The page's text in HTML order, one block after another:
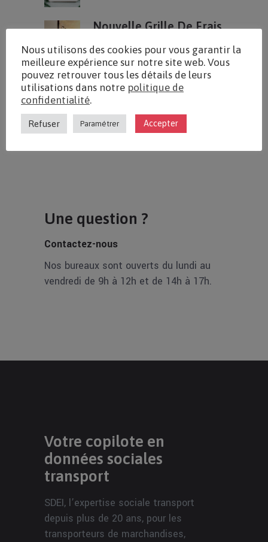
Nouvelle Grille De Frais
16 DÉCEMBRE 2025
Extension De La
Nouvelle Grille De Frais
29 AVRIL 2025
Une question ?
Contactez-nous
Nos bureaux sont ouverts du lundi au
vendredi de 9h à 12h et de 14h à 17h.
Votre copilote en
données sociales
transport
SDEI, l’expertise sociale transport
depuis plus de 20 ans, pour les
transporteurs de marchandises,
Nous utilisons des cookies pour vous garantir la
meilleure expérience sur notre site web. Vous
pouvez retrouver tous les détails de leurs
utilisations dans notre politique de
confidentialité.
Refuser Paramétrer Accepter